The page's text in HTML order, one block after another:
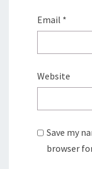
Email *
Website
Save my
browser